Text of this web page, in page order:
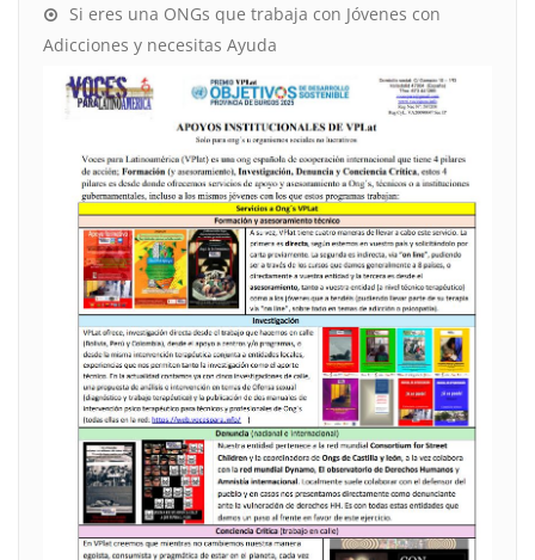
Si eres una ONGs que trabaja con Jóvenes con
Adicciones y necesitas Ayuda